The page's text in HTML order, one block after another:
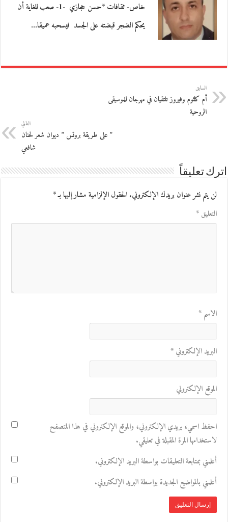
خاص- ثقافات *حسن حجازي -1- صعب للغاية أن
يحكم الضجر قبضته على الجسد فيسحبه عميقا…
السابق
أم كلثوم وفيروز تلتقيان في مهرجان للموسيقى
الروحية
التالي
” على طريقة بروتس ” ديوان شعر لحنان
شافعي
اترك تعليقاً
لن يتم نشر عنوان بريدك الإلكتروني.الحقول الإلزامية مشار إليها بـ*
التعليق*
الاسم*
البريد الإلكتروني*
الموقع الإلكتروني
احفظ اسمي، بريدي الإلكتروني، والموقع الإلكتروني في هذا المتصفح
لاستخدامها المرة المقبلة في تعليقي.
أعلمني بمتابعة التعليقات بواسطة البريد الإلكتروني.
أعلمني بالمواضيع الجديدة بواسطة البريد الإلكتروني.